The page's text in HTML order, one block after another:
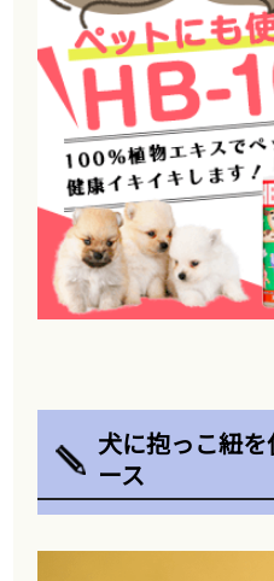
犬に抱っこ紐
ース